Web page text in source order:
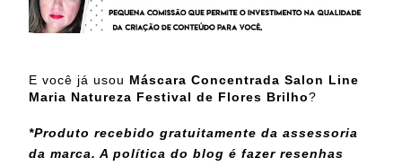
E você já usou Máscara Concentrada Salon Line
Maria Natureza Festival de Flores Brilho?
*Produto recebido gratuitamente da assessoria
da marca. A política do blog é fazer resenhas